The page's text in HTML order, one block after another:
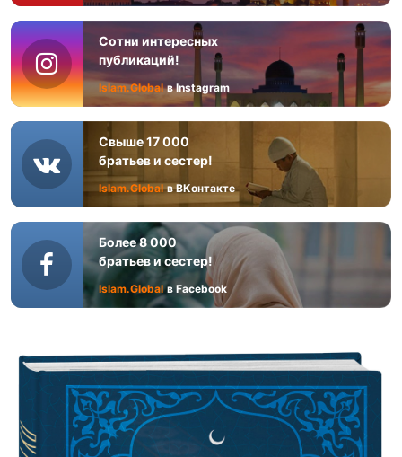
Сотни интересных
публикаций!
Islam.Global в Instagram
Свыше 17 000
братьев и сестер!
Islam.Global в ВКонтакте
Более 8 000
братьев и сестер!
Islam.Global в Facebook